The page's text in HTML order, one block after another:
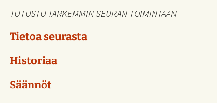
TUTUSTU TARKEMMIN SEURAN TOIMINTAAN
Tietoa seurasta
Historiaa
Säännöt